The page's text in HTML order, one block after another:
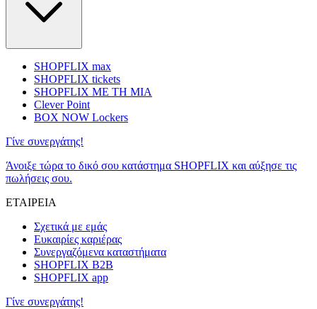
SHOPFLIX max
SHOPFLIX tickets
SHOPFLIX ΜΕ ΤΗ ΜΙΑ
Clever Point
BOX NOW Lockers
Γίνε συνεργάτης!
Άνοιξε τώρα το δικό σου κατάστημα SHOPFLIX και αύξησε τις
πωλήσεις σου.
ΕΤΑΙΡΕΙΑ
Σχετικά με εμάς
Ευκαιρίες καριέρας
Συνεργαζόμενα καταστήματα
SHOPFLIX B2B
SHOPFLIX app
Γίνε συνεργάτης!